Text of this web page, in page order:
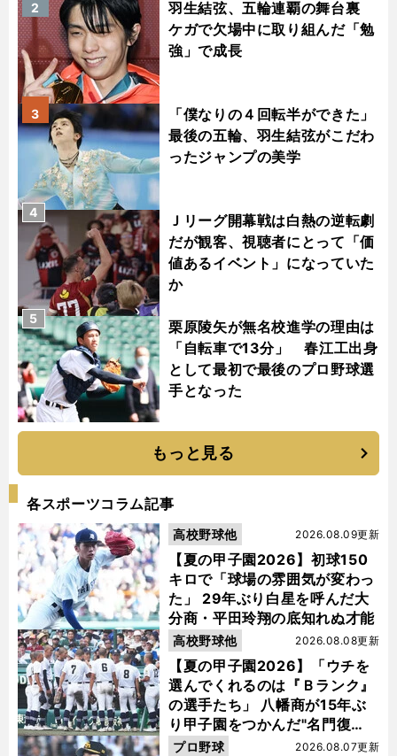
羽生結弦、五輪連覇の舞台裏
ケガで欠場中に取り組んだ「勉
強」で成長
2
「僕なりの４回転半ができた」
最後の五輪、羽生結弦がこだわ
ったジャンプの美学
3
Ｊリーグ開幕戦は白熱の逆転劇
だが観客、視聴者にとって「価
値あるイベント」になっていた
か
4
栗原陵矢が無名校進学の理由は
「自転車で13分」 春江工出身
として最初で最後のプロ野球選
手となった
5
もっと見る
各スポーツコラム記事
【夏の甲子園2026】初球150
キロで「球場の雰囲気が変わっ
た」 29年ぶり白星を呼んだ大
分商・平田玲翔の底知れぬ才能
2026.08.09更新
高校野球他
【夏の甲子園2026】「ウチを
選んでくれるのは『Ｂランク』
の選手たち」 八幡商が15年ぶ
り甲子園をつかんだ"名門復
活"の舞台裏
2026.08.08更新
高校野球他
2026.08.07更新
プロ野球